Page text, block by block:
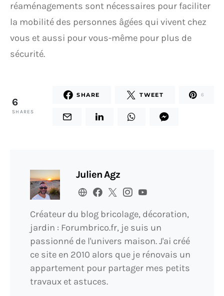
réaménagements sont nécessaires pour faciliter
la mobilité des personnes âgées qui vivent chez
vous et aussi pour vous-même pour plus de
sécurité.
6
SHARES
SHARE TWEET 6
Julien Agz
Créateur du blog bricolage, décoration,
jardin : Forumbrico.fr, je suis un
passionné de l'univers maison. J'ai créé
ce site en 2010 alors que je rénovais un
appartement pour partager mes petits
travaux et astuces.